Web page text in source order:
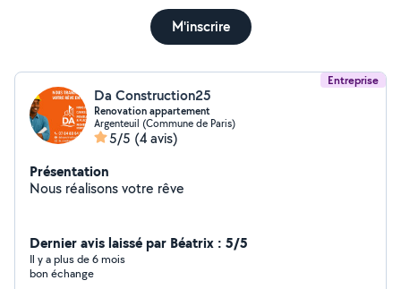
M'inscrire
Entreprise
Da Construction25
Renovation appartement
Argenteuil (Commune de Paris)
5/5 (4 avis)
Présentation
Nous réalisons votre rêve
Dernier avis laissé par Béatrix : 5/5
Il y a plus de 6 mois
bon échange